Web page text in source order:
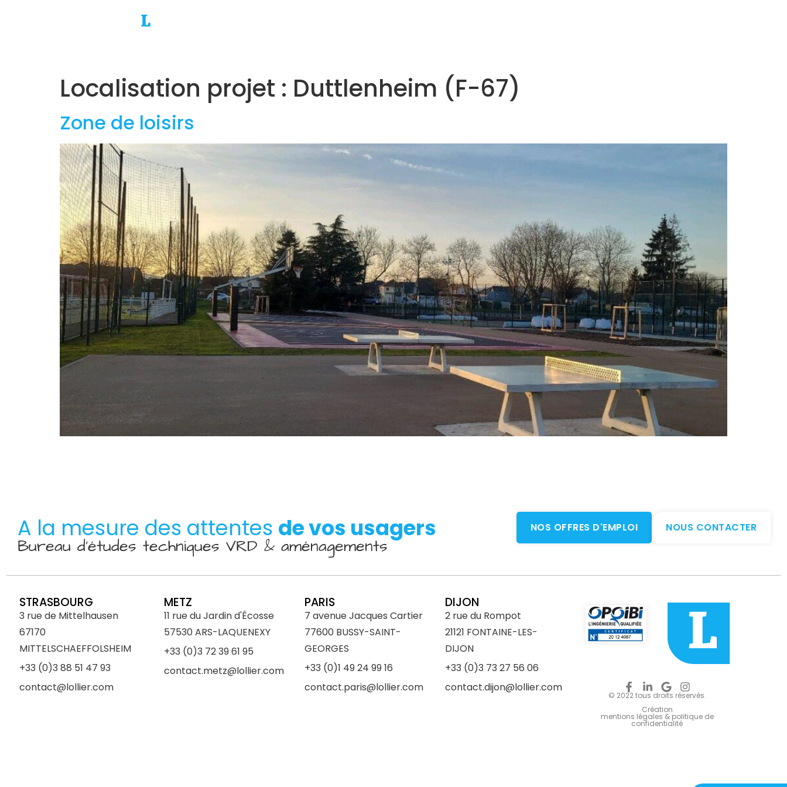
Localisation projet : Duttlenheim (F-67)
Zone de loisirs
A la mesure des attentes de vos usagers
Bureau d’études techniques VRD & aménagements
NOS OFFRES D'EMPLOI NOUS CONTACTER
STRASBOURG
3 rue de Mittelhausen
67170
MITTELSCHAEFFOLSHEIM
+33 (0)3 88 51 47 93
contact@lollier.com
METZ
11 rue du Jardin d'Écosse
57530 ARS-LAQUENEXY
+33 (0)3 72 39 61 95
contact.metz@lollier.com
PARIS
7 avenue Jacques Cartier
77600 BUSSY-SAINT-
GEORGES
+33 (0)1 49 24 99 16
contact.paris@lollier.com
DIJON
2 rue du Rompot
21121 FONTAINE-LES-
DIJON
+33 (0)3 73 27 56 06
contact.dijon@lollier.com
© 2022 tous droits réservés.
Création
mentions légales & politique de
confidentialité